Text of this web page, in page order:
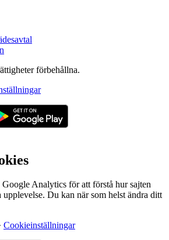
förbehållna.
Analytics för att förstå hur sajten
Du kan när som helst ändra ditt
Cookieinställningar